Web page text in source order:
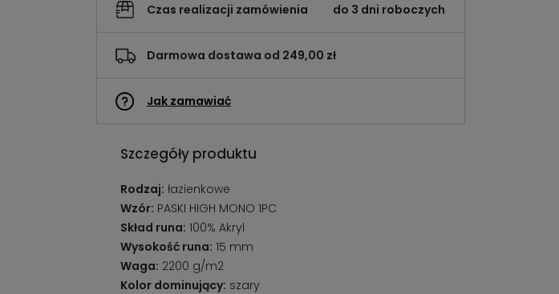
Czas realizacji zamówienia do 3 dni roboczych
Darmowa dostawa od 249,00 zł
Jak zamawiać
Szczegóły produktu
Rodzaj: łazienkowe
Wzór: PASKI HIGH MONO 1PC
Skład runa: 100% Akryl
Wysokość runa: 15 mm
Waga: 2200 g/m2
Kolor dominujący: szary